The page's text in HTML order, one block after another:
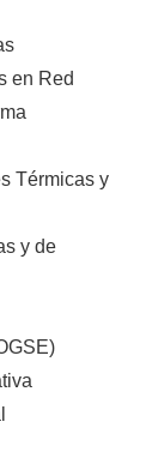
en Red
Térmicas y
y de